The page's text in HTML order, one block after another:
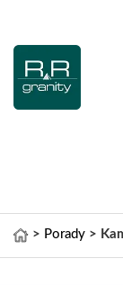
> Porady >